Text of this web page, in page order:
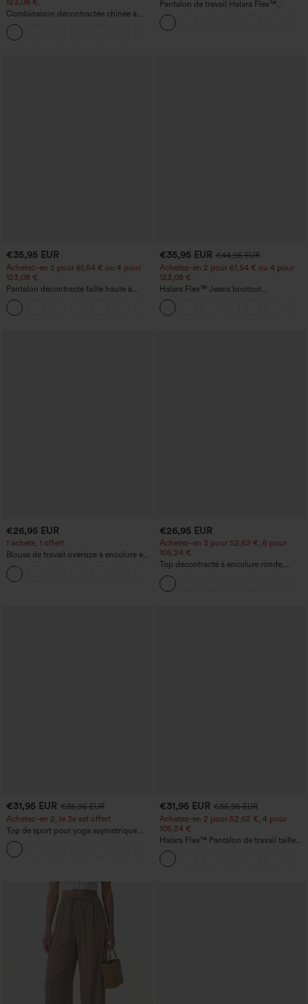
Combinaison décontractée chinée à
bretelles réglables, fronces et jambes
larges, avec poches — facile comme
tout
Pantalon de travail Halara Flex™
DayStretch à taille haute, avec poches et
coupe droite
€35,95 EUR
Achetez-en 2 pour 61,54 € ou 4 pour
123,08 €.
Pantalon décontracté taille haute à
jambe droite, effet lin, avec poches
€35,95 EUR €44,95 EUR
Achetez-en 2 pour 61,54 € ou 4 pour
123,08 €.
Halara Flex™ Jeans bootcut
décontractés taille haute, effet délavé,
avec poches
€26,95 EUR
1 acheté, 1 offert
Blouse de travail oversize à encolure en
V, manches courtes, en tissu
anti‑froissage
€26,95 EUR
Achetez-en 3 pour 52,62 €, 6 pour
105,24 €
Top décontracté à encolure ronde,
manches chauve-souris et coupe ample
€31,95 EUR €35,95 EUR
Achetez-en 2, le 3e est offert
Top de sport pour yoga asymétrique
(une épaule) à manches longues avec
ouverture pour le pouce, ourlet arrondi
haut-bas, séchage rapide, soutien-gorge
€31,95 EUR €35,95 EUR
Achetez-en 2 pour 52,62 €, 4 pour
105,24 €
Halara Flex™ Pantalon de travail taille
haute sculptant la silhouette, gainant la
taille, avec poches, jambe large en
micro-gaufre